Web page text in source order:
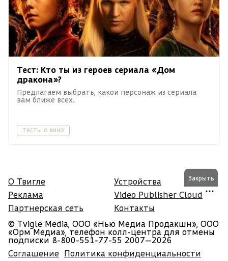
Тест: Кто ты из героев сериала «Дом
дракона»?
Предлагаем выбрать, какой персонаж из сериала
вам ближе всех.
тесты о кино
Закрыть
О Твигле
Устройства
Реклама
Video Publisher Cloud
Партнерская сеть
Контакты
© Tvigle Media, ООО «Нью Медиа Продакшн», ООО
«Орм Медиа», телефон колл-центра для отмены
подписки 8-800-551-77-55 2007—2026
Соглашение Политика конфиденциальности